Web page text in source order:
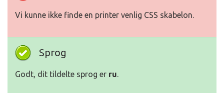
Vi kunne ikke finde en printer venlig CSS skabelon.
Sprog
Godt, dit tildelte sprog er ru.